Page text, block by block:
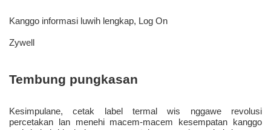
Kesimpulane, cetak label termal wis nggawe revolusi
percetakan lan menehi macem-macem kesempatan kanggo